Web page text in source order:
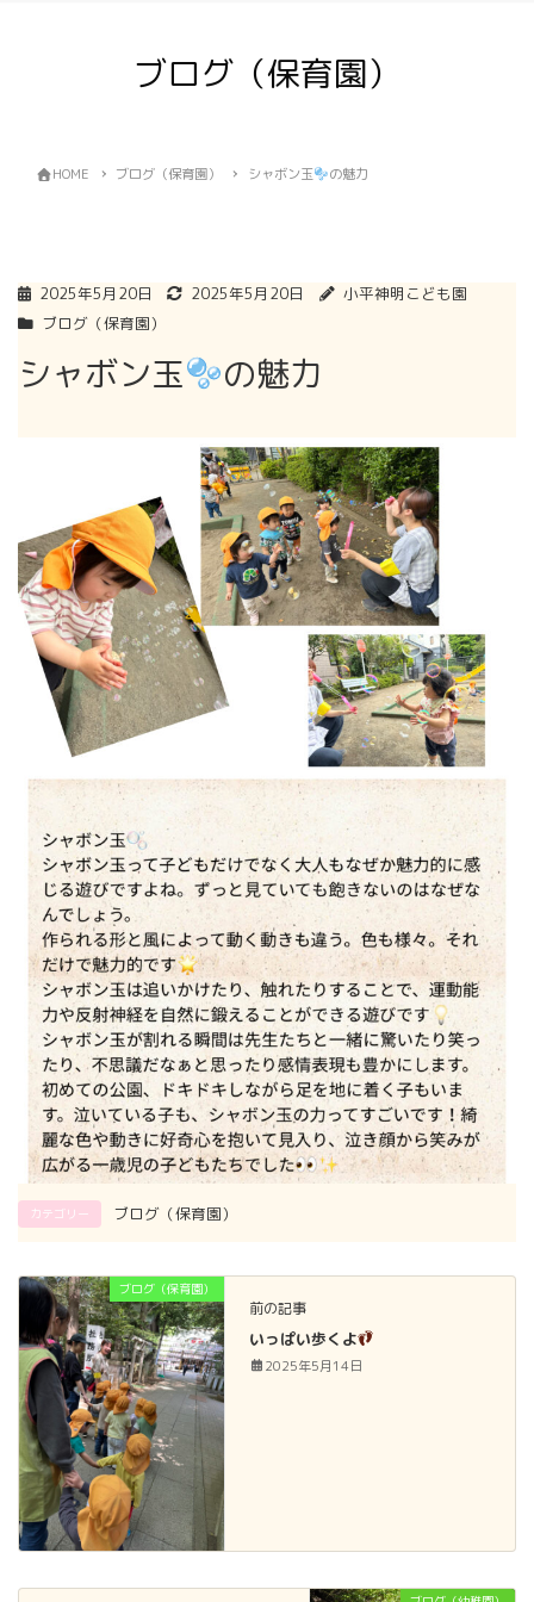
ブログ（保育園）
HOME ブログ（保育園） シャボン玉 の魅力
2025年5月20日 2025年5月20日
小平神明こども園
ブログ（保育園）
シャボン玉 の魅力
カテゴリー ブログ（保育園）
ブログ（保育園）
前の記事
いっぱい歩くよ
2025年5月14日